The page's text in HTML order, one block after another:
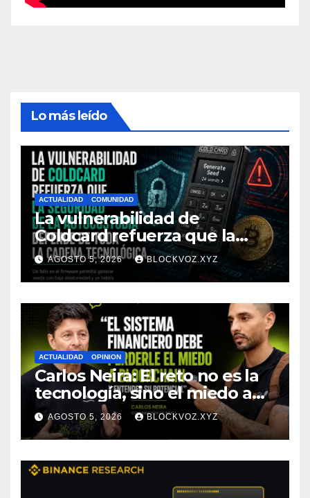
Lo más leído
ACTUALIDAD COMUNIDAD
La vulnerabilidad de
Coldcard refuerza que la
seguridad de la autocustodia
depende de toda la cadena
tecnológica, afirma CoinEx
Research
AGOSTO 5, 2026 BLOCKVOZ.XYZ
ACTUALIDAD OPINION
Carlos Neira: El reto no es la
tecnología, sino el miedo a
entenderla
AGOSTO 5, 2026 BLOCKVOZ.XYZ